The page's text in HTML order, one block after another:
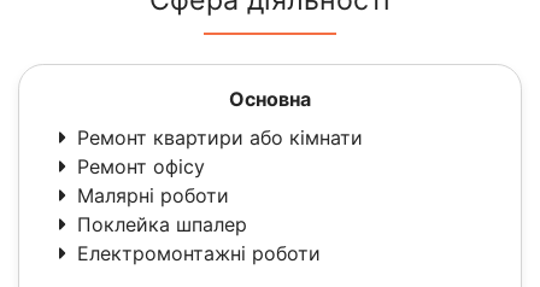
Основна
Ремонт квартири або кімнати
Ремонт офісу
Малярні роботи
Поклейка шпалер
Електромонтажні роботи